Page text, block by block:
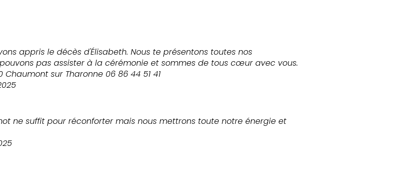
appris le décès d'Élisabeth. Nous te présentons toutes nos
pas assister à la cérémonie et sommes de tous cœur avec vous.
sur Tharonne 06 86 44 51 41
ne suffit pour réconforter mais nous mettrons toute notre énergie et